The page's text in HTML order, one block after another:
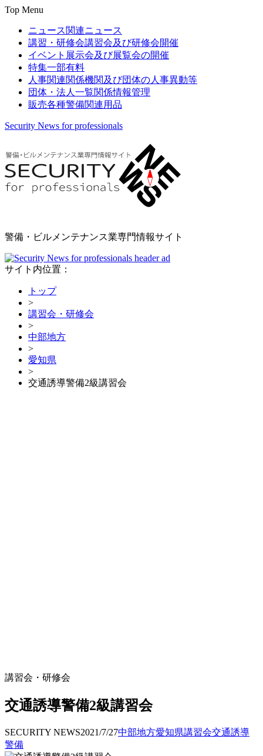
Top Menu
ニュース関連ニュース
講習・研修会講習会及び研修会開催
イベント 展示会及び展覧会の開催
特集一部有料
人事関連関係機関及び団体の人事異動等
団体・法人一覧関係情報管理
販売各種警備関連用品
Security News for professionals
警備・ビルメンテナンス業専門情報サイト
サイト内位置：
トップ
>
講習会・研修会
>
中部地方
>
愛知県
>
交通誘導警備2級講習会
講習会・研修会
交通誘導警備2級講習会
SECURITY NEWS2021/7/27中部地方愛知県講習会交通誘導
警備